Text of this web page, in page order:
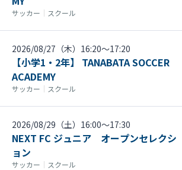
サッカー ｜ スクール
2026/08/27（木）16:20〜17:20
【小学1・2年】 TANABATA SOCCER
ACADEMY
サッカー ｜ スクール
2026/08/29（土）16:00〜17:30
NEXT FC ジュニア オープンセレクシ
ョン
サッカー ｜ スクール